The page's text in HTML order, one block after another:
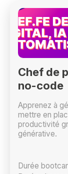
Chef de
no-code
Apprenez à
mettre en
productivité
générative.
Durée